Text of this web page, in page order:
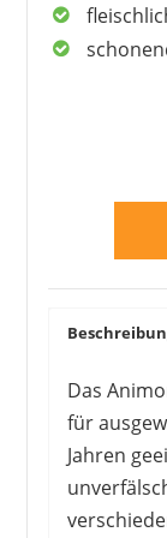
Das
für
Jahren